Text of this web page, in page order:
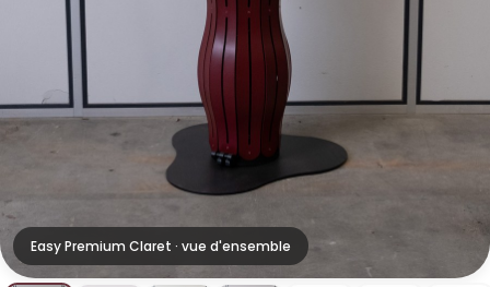
Easy Premium Claret · vue d'ensemble